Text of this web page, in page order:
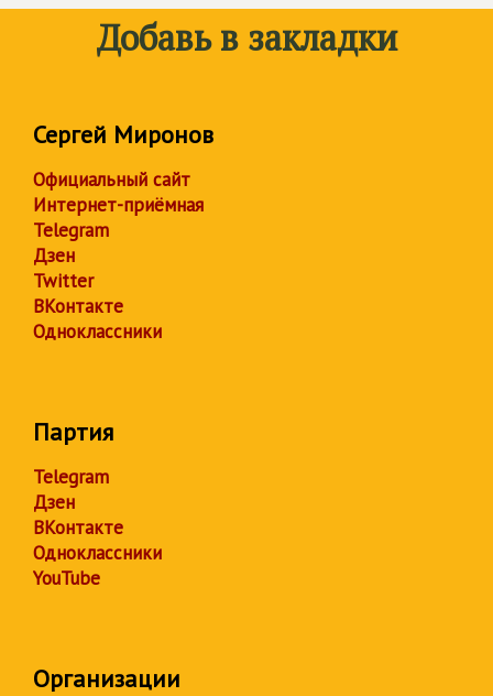
Добавь в закладки
Сергей Миронов
Официальный сайт
Интернет-приёмная
Telegram
Дзен
Twitter
ВКонтакте
Одноклассники
Партия
Telegram
Дзен
ВКонтакте
Одноклассники
YouTube
Организации